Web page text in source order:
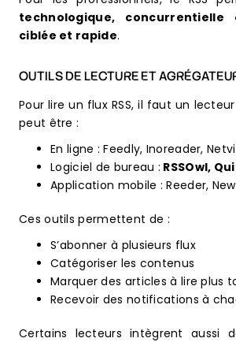
technologique, concurrentielle
ciblée et rapide.
OUTILS DE LECTURE ET
Pour lire un flux RSS, il faut un
peut être :
En ligne : Feedly, Inoreader,
Logiciel de bureau : RSSOwl,
Application mobile : Reeder,
Ces outils permettent de :
S’abonner à plusieurs flux
Catégoriser les contenus
Marquer des articles à lire plus
Recevoir des notifications à
Certains lecteurs intègrent aussi